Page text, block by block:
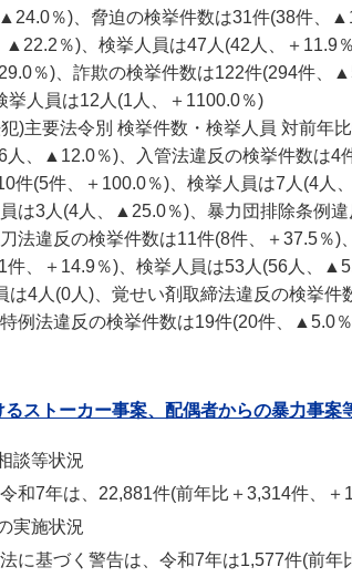
％)、脅迫の検挙件数は31件(38件、
▲22.2％)、検挙人員は47人(42人、＋11.9
％)、詐欺の検挙件数は122件(294件、
挙人員は12人(1人、＋1100.0％)
)主要法令別 検挙件数・検挙人員 対前
人、▲12.0％)、入管法違反の検挙件数は
件(5件、＋100.0％)、検挙人員は7人(4人
は3人(4人、▲25.0％)、暴力団排除条例
法違反の検挙件数は11件(8件、＋37.5％
件、＋14.9％)、検挙人員は53人(56人、
は4人(0人)、覚せい剤取締法違反の検挙
例法違反の検挙件数は19件(20件、▲5.0
ストーカー事案、配偶者からの暴力事案
談等状況
和7年は、22,881件(前年比＋3,314件、＋
実施状況
に基づく警告は、令和7年は1,577件(前